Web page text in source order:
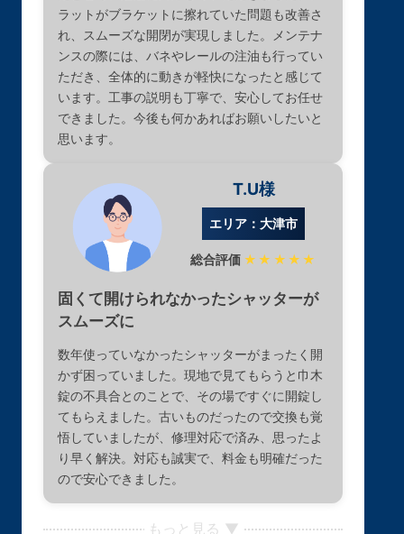
ラットがブラケットに擦れていた問題も改善さ
れ、スムーズな開閉が実現しました。メンテナ
ンスの際には、バネやレールの注油も行ってい
ただき、全体的に動きが軽快になったと感じて
います。工事の説明も丁寧で、安心してお任せ
できました。今後も何かあればお願いしたいと
思います。
T.U様
エリア：大津市
総合評価 ★★★★★
固くて開けられなかったシャッターが
スムーズに
数年使っていなかったシャッターがまったく開
かず困っていました。現地で見てもらうと巾木
錠の不具合とのことで、その場ですぐに開錠し
てもらえました。古いものだったので交換も覚
悟していましたが、修理対応で済み、思ったよ
り早く解決。対応も誠実で、料金も明確だった
ので安心できました。
もっと見る ▼